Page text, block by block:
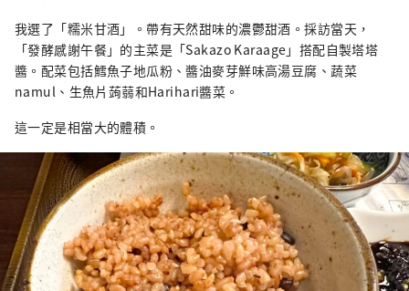
我選了「糯米甘酒」。帶有天然甜味的濃鬱甜酒。採訪當天，
「發酵感謝午餐」的主菜是「Sakazo Karaage」搭配自製塔塔
醬。配菜包括鱈魚子地瓜粉、醬油麥芽鮮味高湯豆腐、蔬菜
namul、生魚片蒟蒻和Harihari醬菜。
這一定是相當大的體積。